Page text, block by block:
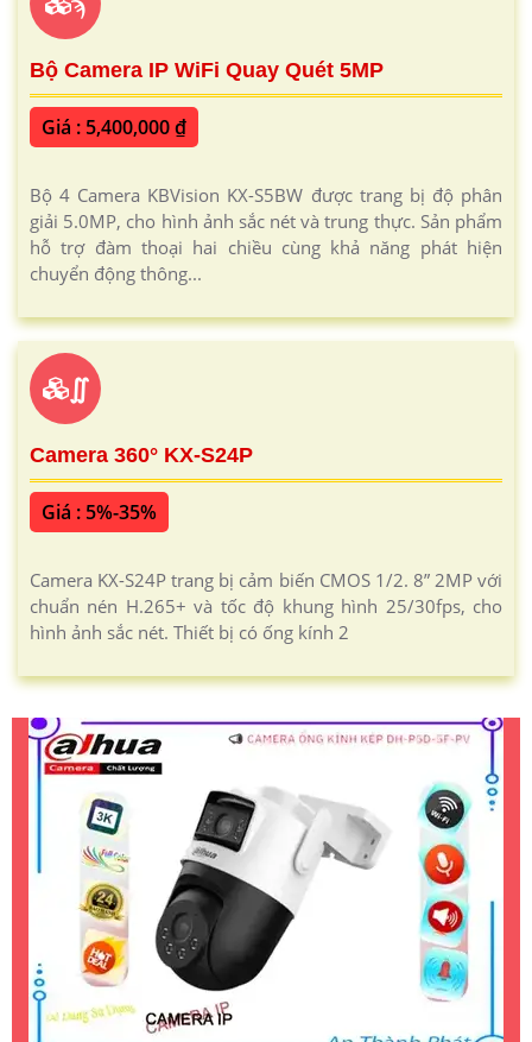
Bộ Camera IP WiFi Quay Quét 5MP
Giá : 5,400,000 ₫
Bộ 4 Camera KBVision KX-S5BW được trang bị độ phân
giải 5.0MP, cho hình ảnh sắc nét và trung thực. Sản phẩm
hỗ trợ đàm thoại hai chiều cùng khả năng phát hiện
chuyển động thông...
∬
Camera 360° KX-S24P
Giá : 5%-35%
Camera KX-S24P trang bị cảm biến CMOS 1/2. 8” 2MP với
chuẩn nén H.265+ và tốc độ khung hình 25/30fps, cho
hình ảnh sắc nét. Thiết bị có ống kính 2